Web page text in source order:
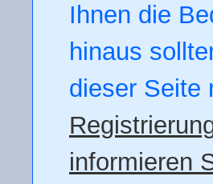
Ihnen die
hinaus
dieser Seite
informieren